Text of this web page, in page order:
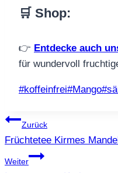
🛒 Shop:
👉 Entdecke auch
für wundervoll
Schlagworte:
#koffeinfrei#Mango#
Zurück
Früchtetee Kirmes
Weiter